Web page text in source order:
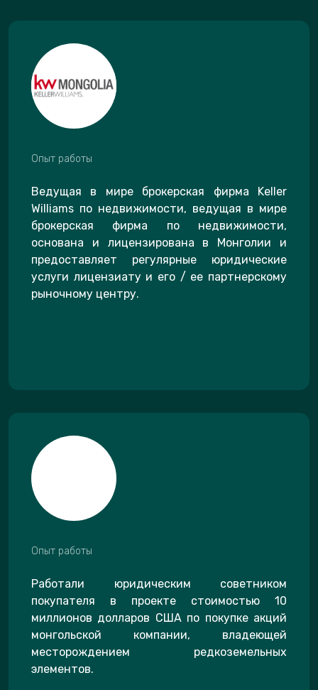
Опыт работы
Ведущая в мире брокерская фирма Keller
Williams по недвижимости, ведущая в мире
брокерская фирма по недвижимости,
основана и лицензирована в Монголии и
предоставляет регулярные юридические
услуги лицензиату и его / ее партнерскому
рыночному центру.
Опыт работы
Работали юридическим советником
покупателя в проекте стоимостью 10
миллионов долларов США по покупке акций
монгольской компании, владеющей
месторождением редкоземельных
элементов.